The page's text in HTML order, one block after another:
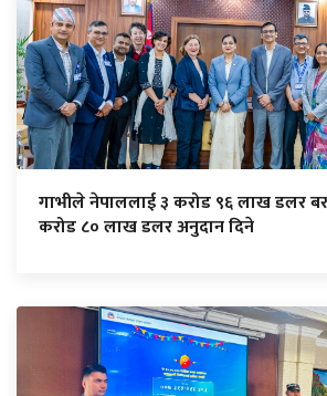
गाभीले नेपाललाई ३ करोड ९६ लाख डलर
करोड ८० लाख डलर अनुदान दिने